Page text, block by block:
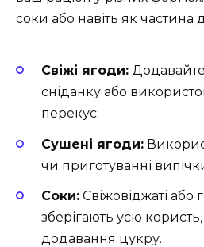
соки або навіть як частина
Свіжі ягоди: Додавайте
сніданку або
перекус.
Сушені ягоди:
чи приготуванні
Соки: Свіжовіджаті або
зберігають усю
додавання цукру.